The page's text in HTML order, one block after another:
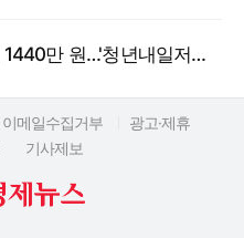
월 10만 원 저축 시 3년 뒤 1440만 원…'청년내일저축계좌' 신규 모집
이메일수집거부
광고·제휴
기사제보